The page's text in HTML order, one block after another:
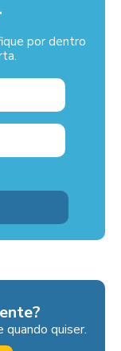
por dentro
quiser.